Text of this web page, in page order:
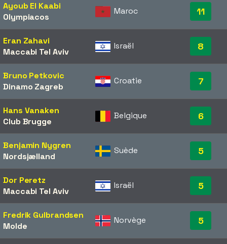
Ayoub El Kaabi
Olympiacos
Maroc 11
Eran Zahavi
Maccabi Tel Aviv
Israël 8
Bruno Petkovic
Dinamo Zagreb
Croatie 7
Hans Vanaken
Club Brugge
Belgique 6
Benjamin Nygren
Nordsjælland
Suède 5
Dor Peretz
Maccabi Tel Aviv
Israël 5
Fredrik Gulbrandsen
Molde
Norvège 5